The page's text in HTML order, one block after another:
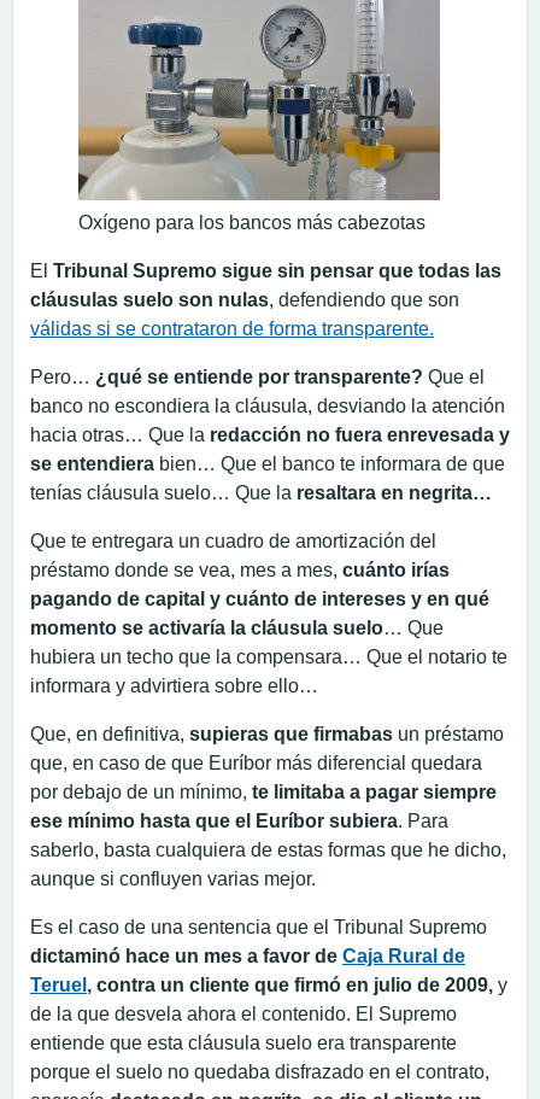
Oxígeno para los bancos más cabezotas
El Tribunal Supremo sigue sin pensar que todas las
cláusulas suelo son nulas, defendiendo que son
válidas si se contrataron de forma transparente.
Pero… ¿qué se entiende por transparente? Que el
banco no escondiera la cláusula, desviando la atención
hacia otras… Que la redacción no fuera enrevesada y
se entendiera bien… Que el banco te informara de que
tenías cláusula suelo… Que la resaltara en negrita…
Que te entregara un cuadro de amortización del
préstamo donde se vea, mes a mes, cuánto irías
pagando de capital y cuánto de intereses y en qué
momento se activaría la cláusula suelo… Que
hubiera un techo que la compensara… Que el notario te
informara y advirtiera sobre ello…
Que, en definitiva, supieras que firmabas un préstamo
que, en caso de que Euríbor más diferencial quedara
por debajo de un mínimo, te limitaba a pagar siempre
ese mínimo hasta que el Euríbor subiera. Para
saberlo, basta cualquiera de estas formas que he dicho,
aunque si confluyen varias mejor.
Es el caso de una sentencia que el Tribunal Supremo
dictaminó hace un mes a favor de Caja Rural de
Teruel , contra un cliente que firmó en julio de 2009, y
de la que desvela ahora el contenido. El Supremo
entiende que esta cláusula suelo era transparente
porque el suelo no quedaba disfrazado en el contrato,